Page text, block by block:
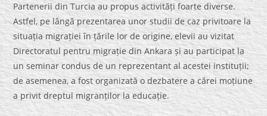
Partenerii din Turcia au propus activități foarte diverse.
Astfel, pe lângă prezentarea unor studii de caz privitoare la
situația migrației în țările lor de origine, elevii au vizitat
Directoratul pentru migrație din Ankara și au participat la
un seminar condus de un reprezentant al acestei instituții;
de asemenea, a fost organizată o dezbatere a cărei moțiune
a privit dreptul migranților la educație.